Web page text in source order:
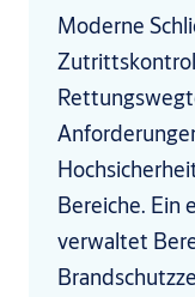
Moderne
Bereiche. Ein
verwaltet